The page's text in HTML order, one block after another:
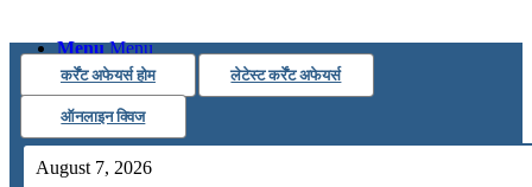
Menu Menu
कर्रेंट अफेयर्स होम लेटेस्ट कर्रेंट अफेयर्स
ऑनलाइन क्विज
August 7, 2026